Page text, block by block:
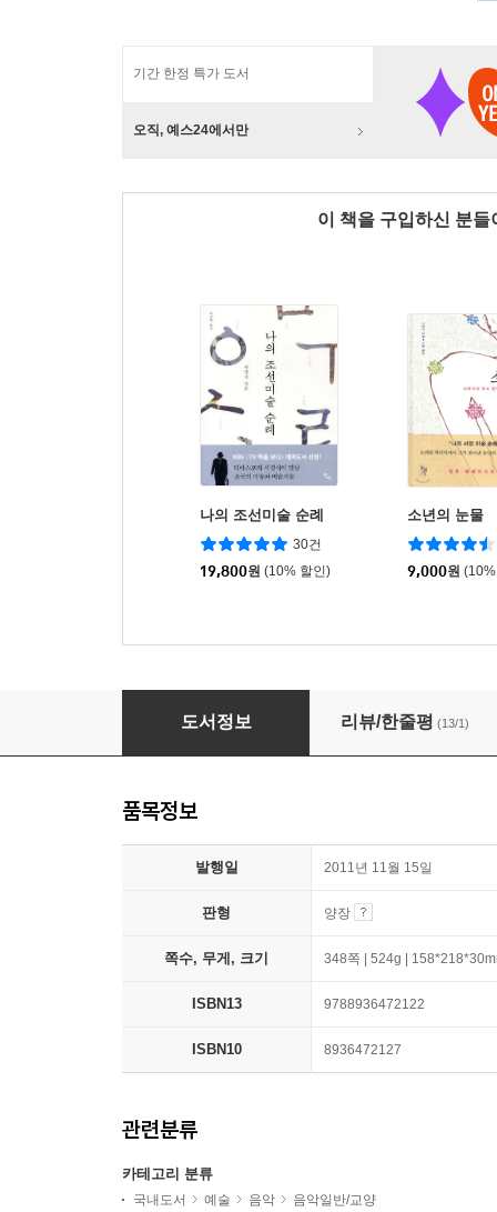
기간 한정 특가 도서
오직, 예스24에서만
이 책을 구입하신 분
나의 조선미술 순례
30건
19,800원 (10% 할인)
소년의 눈물
9,000원
나의 서양음악 순례
도서정보 리뷰/한줄평 (13/1)
품목정보
발행일 2011년 11월 15일
판형 양장
쪽수, 무게, 크기 348쪽 | 524g |
ISBN13 9788936472122
ISBN10 8936472127
관련분류
카테고리 분류
국내도서 예술 음악 음악일반/교양